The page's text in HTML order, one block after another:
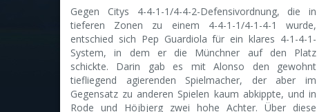
Gegen Citys 4-4-1-1/4-4-2-Defensivordnung, die in
tieferen Zonen zu einem 4-4-1-1/4-1-4-1 wurde,
entschied sich Pep Guardiola für ein klares 4-1-4-1-
System, in dem er die Münchner auf den Platz
schickte. Darin gab es mit Alonso den gewohnt
tiefliegend agierenden Spielmacher, der aber im
Gegensatz zu anderen Spielen kaum abkippte, und in
Rode und Höjbjerg zwei hohe Achter. Über diese